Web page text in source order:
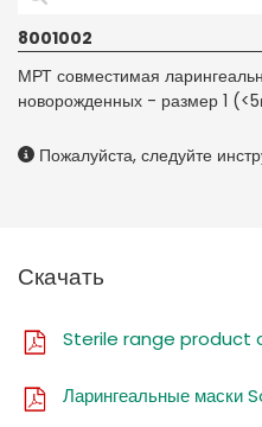
8001002
МРТ совместимая
новорожденных - размер 1
Пожалуйста, следуйте
Скачать
Sterile range product
Ларингеальные маски